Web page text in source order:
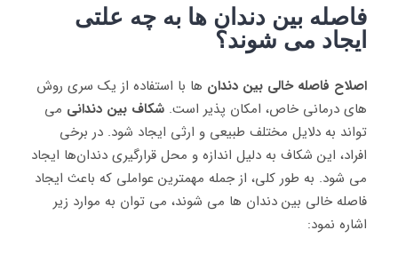
فاصله بین دندان ها به چه علتی
ایجاد می شوند؟
اصلاح فاصله خالی بین دندان ها با استفاده از یک سری روش
های درمانی خاص، امکان پذیر است. شکاف بین دندانی می
تواند به دلایل مختلف طبیعی و ارثی ایجاد شود. در برخی
افراد، این شکاف به دلیل اندازه و محل قرارگیری دندان‌ها ایجاد
می شود. به طور کلی، از جمله مهمترین عواملی که باعث ایجاد
فاصله خالی بین دندان ها می شوند، می توان به موارد زیر
اشاره نمود: